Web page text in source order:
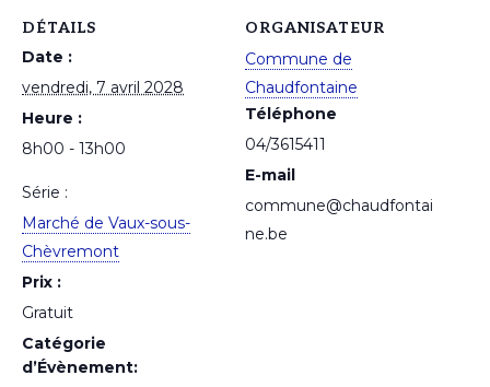
DÉTAILS
Date :
vendredi, 7 avril 2028
Heure :
8h00 - 13h00
Série :
Marché de Vaux-sous-
Chèvremont
Prix :
Gratuit
Catégorie
d’Évènement:
ORGANISATEUR
Commune de
Chaudfontaine
Téléphone
04/3615411
E-mail
commune@chaudfontai
ne.be